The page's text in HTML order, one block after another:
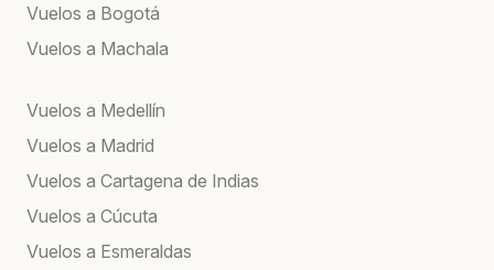
Vuelos a Bogotá
Vuelos a Machala
Vuelos a Medellín
Vuelos a Madrid
Vuelos a Cartagena de Indias
Vuelos a Cúcuta
Vuelos a Esmeraldas